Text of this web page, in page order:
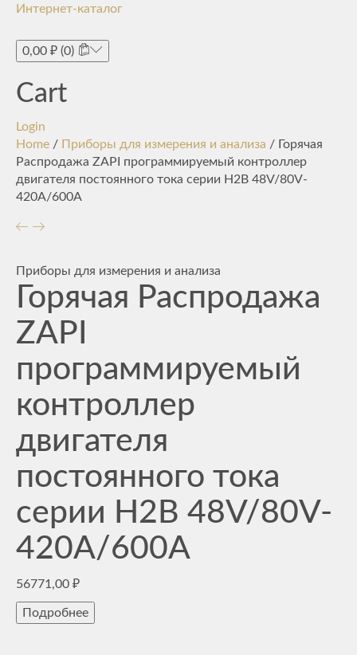
Интернет-каталог
0,00 ₽ (0)
Cart
Login
Home / Приборы для измерения и анализа / Горячая
Распродажа ZAPI программируемый контроллер
двигателя постоянного тока серии H2B 48V/80V-
420A/600A
Приборы для измерения и анализа
Горячая Распродажа
ZAPI
программируемый
контроллер
двигателя
постоянного тока
серии H2B 48V/80V-
420A/600A
56771,00 ₽
Подробнее